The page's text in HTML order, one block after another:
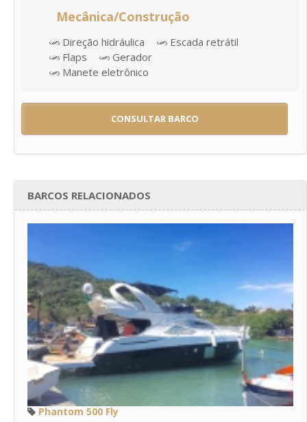
Mecânica/Construção
Direção hidráulica
Escada retrátil
Flaps
Gerador
Manete eletrônico
CONSULTAR BARCO
BARCOS RELACIONADOS
Phantom 500 Fly